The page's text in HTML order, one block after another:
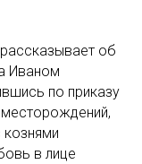
об
Иваном
по приказу
кознями
в лице